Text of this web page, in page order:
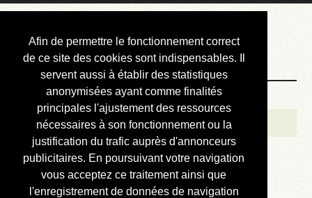
Afin de permettre le fonctionnement correct
de ce site des cookies sont indispensables. Il
servent aussi à établir des statistiques
anonymisées ayant comme finalités
principales l'ajustement des ressources
nécessaires à son fonctionnement ou la
justification du trafic auprès d'annonceurs
publicitaires. En poursuivant votre navigation
vous acceptez ce traitement ainsi que
l'enregistrement de données de navigation
Courbis, « LE »
Blog Officiel
Bienvenue
Réalisations
Divers (et d’été)
Annonces